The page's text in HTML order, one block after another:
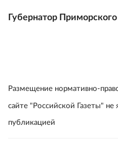
Губернатор
Размещение нормативно-
сайте "Российской Газеты" не
публикацией